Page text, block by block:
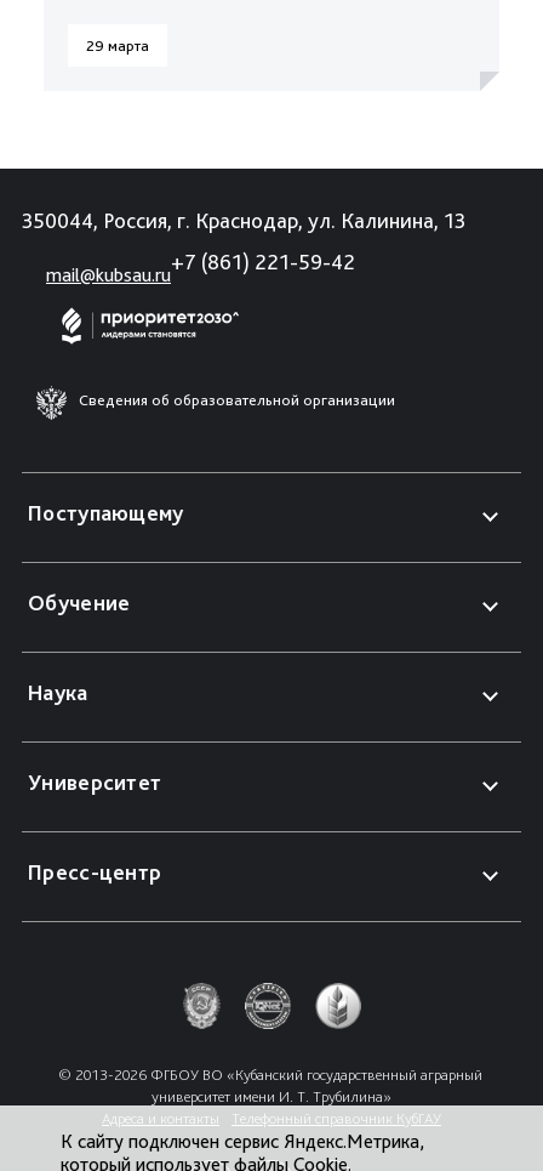
29 марта
350044, Россия, г. Краснодар, ул. Калинина, 13
mail@kubsau.ru
+7 (861) 221-59-42
Сведения об образовательной организации
Поступающему
Обучение
Наука
Университет
Пресс-центр
© 2013-2026 ФГБОУ ВО «Кубанский государственный аграрный
университет имени И. Т. Трубилина»
Адреса и контакты
Телефонный справочник КубГАУ
К сайту подключен сервис Яндекс.Метрика,
который использует файлы Cookie.